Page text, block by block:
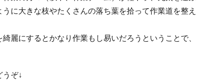
に大きな枝やたくさんの落ち葉を拾って作業道を整え
麗にするとかなり作業もし易いだろうということで、
ぞ↓